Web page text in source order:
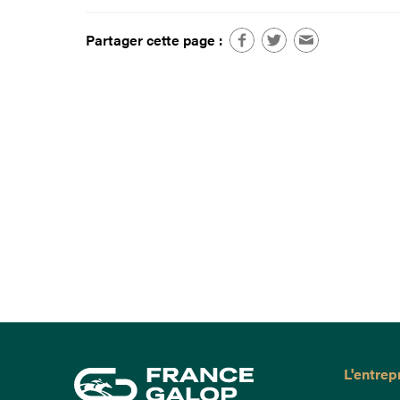
Partager cette page :